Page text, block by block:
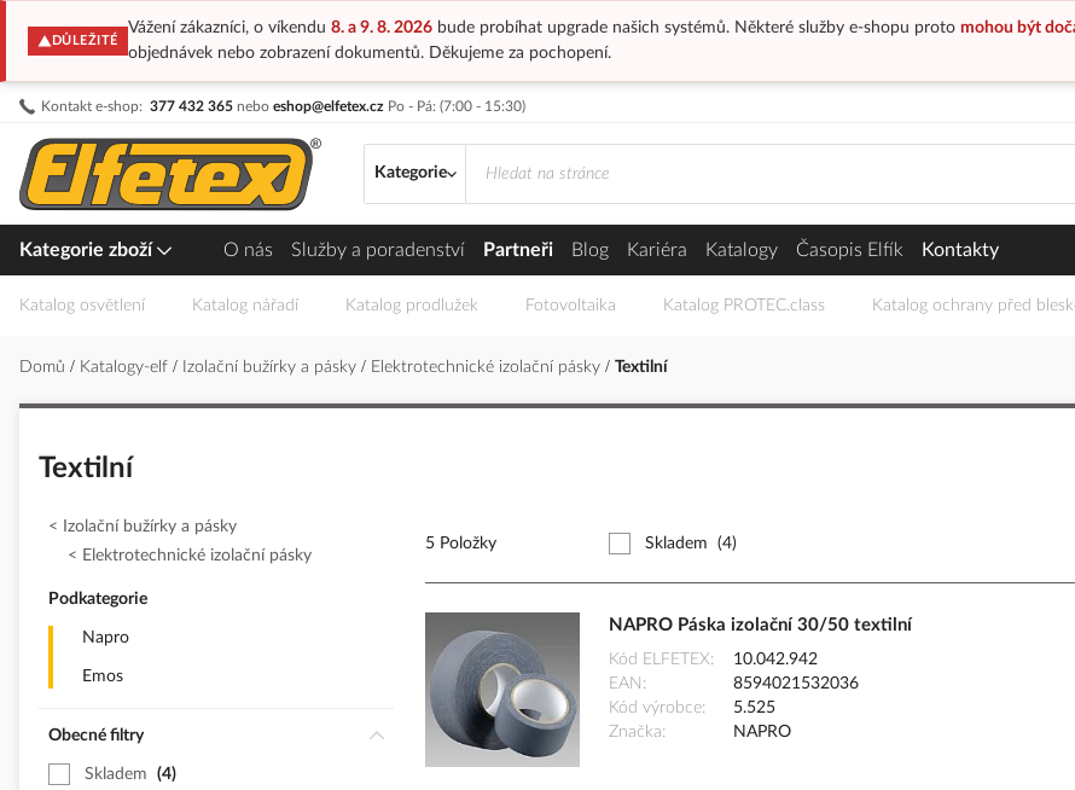
DŮLEŽITÉ
Vážení zákazníci, o víkendu 8. a 9. 8. 2026bude probíhat upgrade našich systémů. Některé služby e-shopu proto mohou být
objednávek nebo zobrazení dokumentů. Děkujeme za pochopení.
Kontakt e-shop: 377 432 365 nebo eshop@elfetex.cz Po - Pá: (7:00 - 15:30)
Přejít
obsah
Kategorie
Kategorie zboží O nás Služby a poradenství Partneři Blog Kariéra Katalogy Časopis Elfík Kontakty
Katalog osvětlení Katalog nářadí Katalog prodlužek Fotovoltaika Katalog PROTEC.class Katalog ochrany před
Domů Katalogy-elf Izolační bužírky a pásky Elektrotechnické izolační pásky Textilní
Textilní
5 Položky Skladem (4)
NAPRO Páska izolační 30/50 textilní
Kód ELFETEX
10.042.942
EAN
8594021532036
Kód výrobce
5.525
Značka
NAPRO
Izolační bužírky a pásky
Elektrotechnické izolační pásky
Podkategorie
Napro
Emos
Obecné filtry
Skladem 4